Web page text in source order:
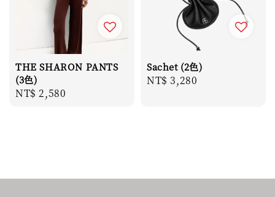
THE SHARON PANTS
(3色)
Regular
NT$ 2,580
Sachet (2色)
Regular
NT$ 3,280